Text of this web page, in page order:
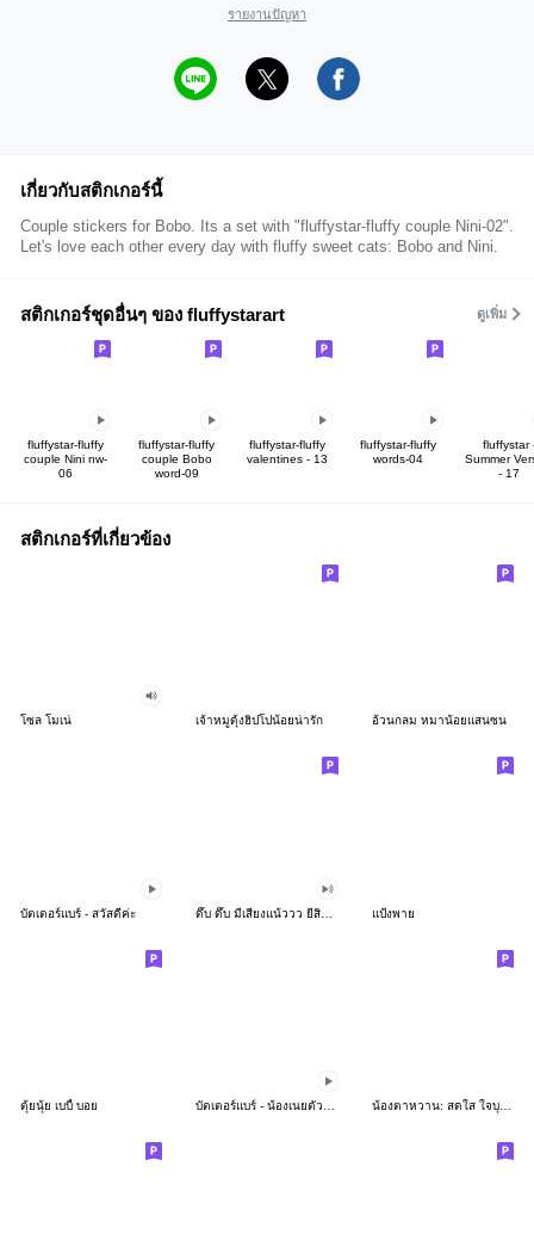
รายงานปัญหา
เกี่ยวกับสติกเกอร์นี้
Couple stickers for Bobo. Its a set with "fluffystar-fluffy couple Nini-02".
Let's love each other every day with fluffy sweet cats: Bobo and Nini.
สติกเกอร์ชุดอื่นๆ ของ fluffystarart ดูเพิ่ม
fluffystar-fluffy
couple Nini nw-
06
fluffystar-fluffy
couple Bobo
word-09
fluffystar-fluffy
valentines - 13
fluffystar-fluffy
words-04
fluffystar
Summer
- 17
สติกเกอร์ที่เกี่ยวข้อง
โซล โมเน่ เจ้าหมูดุ้งฮิปโปน้อยน่ารัก อ้วนกลม หมาน้อยแสนซน
บัตเตอร์แบร์ - สวัสดีค่ะ แป้งพาย
ตุ้ยนุ้ย เบบี้ บอย น้องตาหวาน: สดใส ใจบุญ (สีพาสเทล)